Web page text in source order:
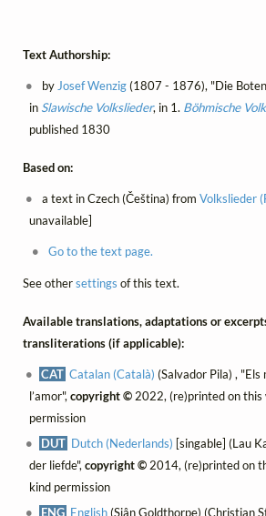
Text Authorship:
by Josef Wenzig(1807 - 1876), "Die Boten
in Slawische Volkslieder, in 1. Böhmische
published 1830
Based on:
a text in Czech (Čeština) from Volkslieder
unavailable]
Go to the text page.
See othersettings of this text.
Available translations, adaptations or
transliterations (if applicable):
CAT Catalan (Català) (Salvador Pila) , "Els
l’amor", copyright ©2022, (re)printed on this
permission
DUT Dutch (Nederlands) [singable] (Lau
der liefde", copyright ©2014, (re)printed on
kind permission
ENG English(Siân Goldthorpe) (Christian